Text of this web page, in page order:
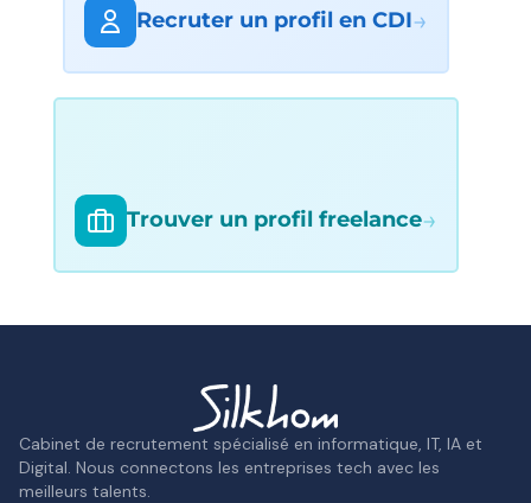
Recruter un profil en CDI→
Trouver un profil freelance→
Cabinet de recrutement spécialisé en informatique, IT, IA et
Digital. Nous connectons les entreprises tech avec les
meilleurs talents.